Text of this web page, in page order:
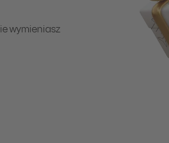
wymieniasz